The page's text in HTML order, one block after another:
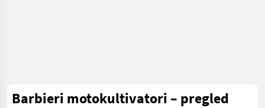
Barbieri motokultivatori – pregled